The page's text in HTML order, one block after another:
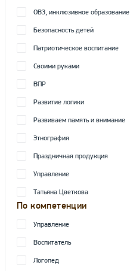
ОВЗ, инклюзивное образование
Безопасность детей
Патриотическое воспитание
Своими руками
ВПР
Развитие логики
Развиваем память и внимание
Этнография
Праздничная продукция
Управление
Татьяна Цветкова
По компетенции
Управление
Воспитатель
Логопед